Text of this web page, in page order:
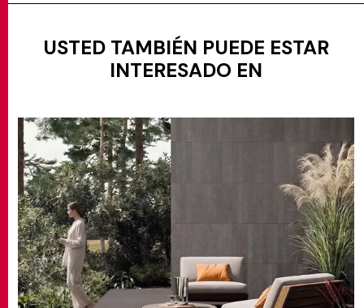
USTED TAMBIÉN PUEDE ESTAR
INTERESADO EN